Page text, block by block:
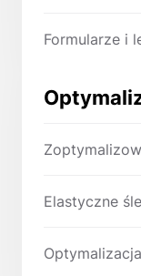
Formularze i
Elastyczne